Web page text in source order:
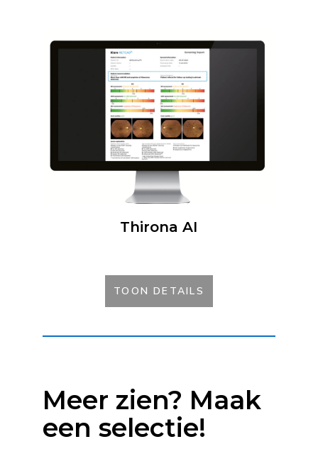
Thirona AI
TOON DETAILS
Meer zien? Maak
een selectie!